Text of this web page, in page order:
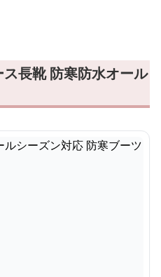
長靴 防寒防水オール